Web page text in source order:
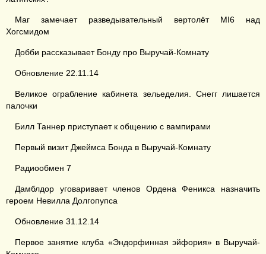
Маг замечает разведывательный вертолёт MI6 над
Хогсмидом
Добби рассказывает Бонду про Выручай-Комнату
Обновление 22.11.14
Великое ограбление кабинета зельеделия. Снегг лишается
палочки
Билл Таннер приступает к общению с вампирами
Первый визит Джеймса Бонда в Выручай-Комнату
Радиообмен 7
Дамблдор уговаривает членов Ордена Феникса назначить
героем Невилла Долгопупса
Обновление 31.12.14
Первое занятие клуба «Эндорфинная эйфория» в Выручай-